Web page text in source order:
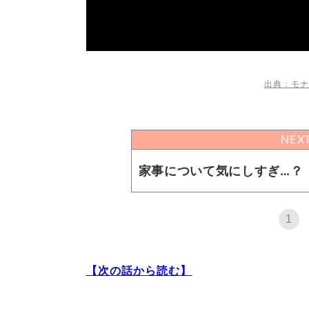
出典：モ
家事について気にしすぎ…？
1
【次の話から読む】